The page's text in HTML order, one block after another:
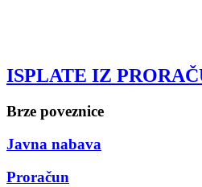
ISPLATE IZ
Brze poveznice
Javna nabava
Proračun